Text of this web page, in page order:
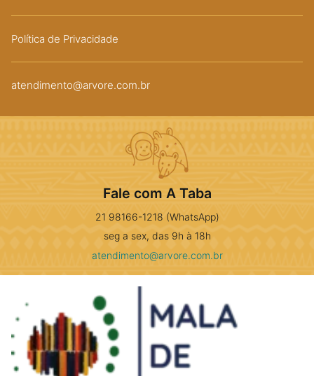
Política de Privacidade
atendimento@arvore.com.br
Fale com A Taba
21 98166-1218 (WhatsApp)
seg a sex, das 9h à 18h
atendimento@arvore.com.br